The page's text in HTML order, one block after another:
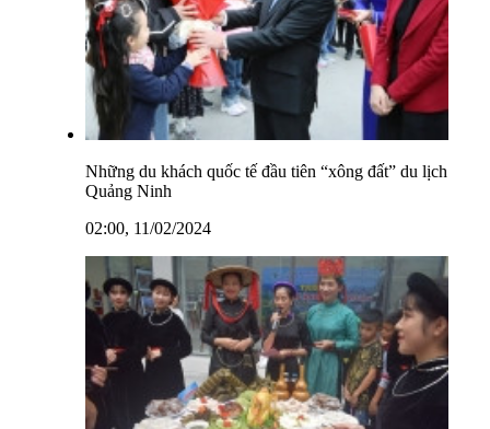
Những du khách quốc tế đầu tiên “xông đất” du lịch
Quảng Ninh
02:00, 11/02/2024